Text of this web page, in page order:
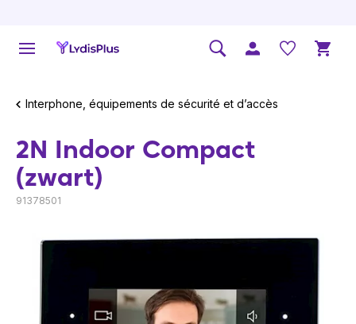
Interphone, équipements de sécurité et d’accès
2N Indoor Compact
(zwart)
91378501